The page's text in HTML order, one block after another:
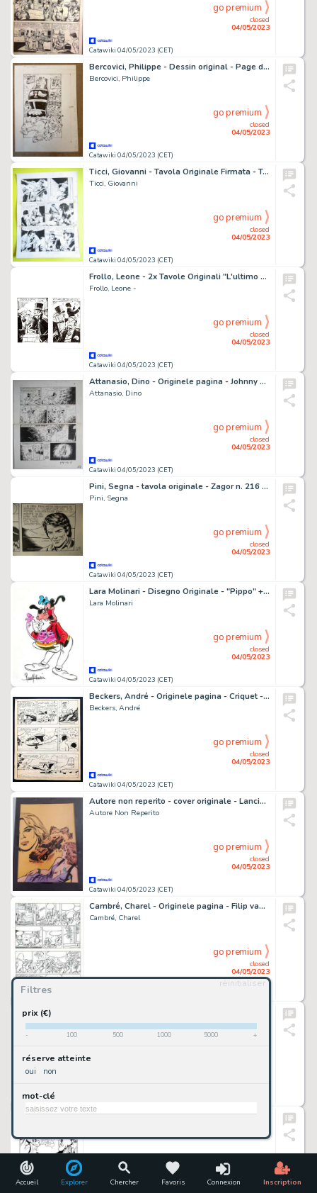
Accueil Explorer Chercher Favoris Connexion Inscription
Filtres
réinitialiser
prix (€)
- 100 500 1000 5000 +
réserve atteinte
oui non
mot-clé
Catawiki 04/05/2023 (CET)
closed
04/05/2023
go premium
Bercovici, Philippe - Dessin original - Page de titre - Testar le robot - (1987)
Bercovici, Philippe
Catawiki 04/05/2023 (CET)
closed
04/05/2023
go premium
Ticci, Giovanni - Tavola Originale Firmata - Tex n. 299 '' Fuga da Anderville'' - (1985)
Ticci, Giovanni
Catawiki 04/05/2023 (CET)
closed
04/05/2023
go premium
Frollo, Leone - 2x Tavole Originali "L'ultimo concerto" Full Pages - (1986)
Frollo, Leone -
Catawiki 04/05/2023 (CET)
closed
04/05/2023
go premium
Attanasio, Dino - Originele pagina - Johnny Goodbye
Attanasio, Dino
Catawiki 04/05/2023 (CET)
closed
04/05/2023
go premium
Pini, Segna - tavola originale - Zagor n. 216 “L’Uomo Invisibile” - (1979)
Pini, Segna
Catawiki 04/05/2023 (CET)
closed
04/05/2023
go premium
Lara Molinari - Disegno Originale - "Pippo" + Disegno Preparatorio - Page volante - Exemplaire unique - (2016)
Lara Molinari
Catawiki 04/05/2023 (CET)
closed
04/05/2023
go premium
Beckers, André - Originele pagina - Criquet - Les Taxis des nuages - (1955)
Beckers, André
Catawiki 04/05/2023 (CET)
closed
04/05/2023
go premium
Autore non reperito - cover originale - Lanciostory n. 30 - (1979)
Autore Non Reperito
Catawiki 04/05/2023 (CET)
closed
04/05/2023
go premium
Cambré, Charel - Originele pagina - Filip van België - (2014)
Cambré, Charel
closed
04/05/2023
go premium
Di Vincenzo, Maurizio
04/05/2023
go premium